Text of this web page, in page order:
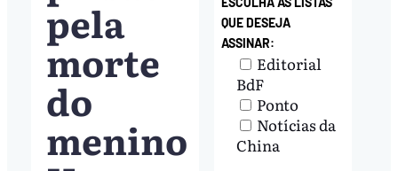
pela
morte
do
menino
QUE DESEJA
ASSINAR:
Editorial
BdF
Ponto
Notícias da
China